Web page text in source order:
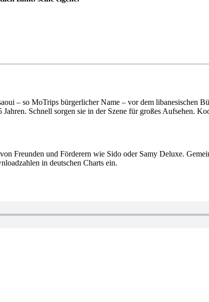
– so MoTrips bürgerlicher Name – vor dem libanesischen
Schnell sorgen sie in der Szene für großes Aufsehen.
Freunden und Förderern wie Sido oder Samy Deluxe.
in deutschen Charts ein.